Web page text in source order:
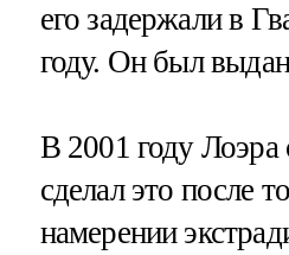
его задержали в
году. Он был
В 2001 году
сделал это после
намерении